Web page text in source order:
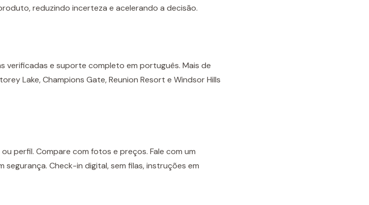
reduzindo incerteza e acelerando a decisão.
verificadas e suporte completo em português. Mais de
Lake, Champions Gate, Reunion Resort e Windsor Hills
perfil. Compare com fotos e preços. Fale com um
Check-in digital, sem filas, instruções em